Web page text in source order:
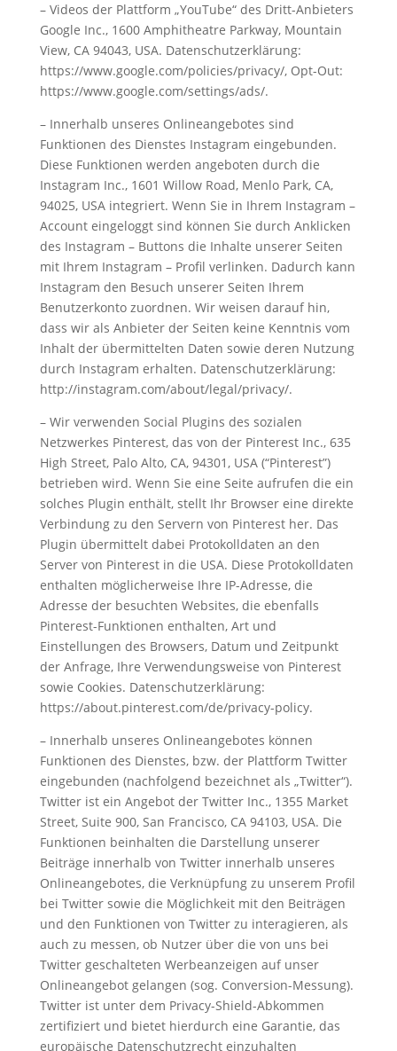
– Videos der Plattform „YouTube“ des Dritt-Anbieters
Google Inc., 1600 Amphitheatre Parkway, Mountain
View, CA 94043, USA. Datenschutzerklärung:
https://www.google.com/policies/privacy/, Opt-Out:
https://www.google.com/settings/ads/.
– Innerhalb unseres Onlineangebotes sind
Funktionen des Dienstes Instagram eingebunden.
Diese Funktionen werden angeboten durch die
Instagram Inc., 1601 Willow Road, Menlo Park, CA,
94025, USA integriert. Wenn Sie in Ihrem Instagram –
Account eingeloggt sind können Sie durch Anklicken
des Instagram – Buttons die Inhalte unserer Seiten
mit Ihrem Instagram – Profil verlinken. Dadurch kann
Instagram den Besuch unserer Seiten Ihrem
Benutzerkonto zuordnen. Wir weisen darauf hin,
dass wir als Anbieter der Seiten keine Kenntnis vom
Inhalt der übermittelten Daten sowie deren Nutzung
durch Instagram erhalten. Datenschutzerklärung:
http://instagram.com/about/legal/privacy/.
– Wir verwenden Social Plugins des sozialen
Netzwerkes Pinterest, das von der Pinterest Inc., 635
High Street, Palo Alto, CA, 94301, USA (“Pinterest”)
betrieben wird. Wenn Sie eine Seite aufrufen die ein
solches Plugin enthält, stellt Ihr Browser eine direkte
Verbindung zu den Servern von Pinterest her. Das
Plugin übermittelt dabei Protokolldaten an den
Server von Pinterest in die USA. Diese Protokolldaten
enthalten möglicherweise Ihre IP-Adresse, die
Adresse der besuchten Websites, die ebenfalls
Pinterest-Funktionen enthalten, Art und
Einstellungen des Browsers, Datum und Zeitpunkt
der Anfrage, Ihre Verwendungsweise von Pinterest
sowie Cookies. Datenschutzerklärung:
https://about.pinterest.com/de/privacy-policy.
– Innerhalb unseres Onlineangebotes können
Funktionen des Dienstes, bzw. der Plattform Twitter
eingebunden (nachfolgend bezeichnet als „Twitter“).
Twitter ist ein Angebot der Twitter Inc., 1355 Market
Street, Suite 900, San Francisco, CA 94103, USA. Die
Funktionen beinhalten die Darstellung unserer
Beiträge innerhalb von Twitter innerhalb unseres
Onlineangebotes, die Verknüpfung zu unserem Profil
bei Twitter sowie die Möglichkeit mit den Beiträgen
und den Funktionen von Twitter zu interagieren, als
auch zu messen, ob Nutzer über die von uns bei
Twitter geschalteten Werbeanzeigen auf unser
Onlineangebot gelangen (sog. Conversion-Messung).
Twitter ist unter dem Privacy-Shield-Abkommen
zertifiziert und bietet hierdurch eine Garantie, das
europäische Datenschutzrecht einzuhalten